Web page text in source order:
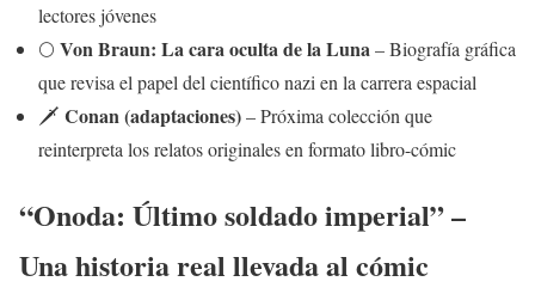
lectores jóvenes
🌕 Von Braun: La cara oculta de la Luna– Biografía gráfica
que revisa el papel del científico nazi en la carrera espacial
🗡️ Conan (adaptaciones)– Próxima colección que
reinterpreta los relatos originales en formato libro-cómic
“Onoda: Último soldado imperial” –
Una historia real llevada al cómic